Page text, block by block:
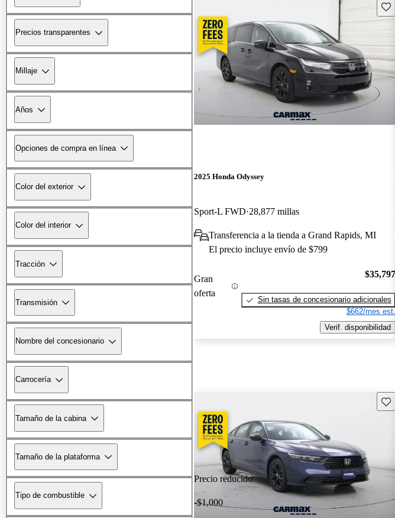
Precios transparentes
Millaje
Años
Opciones de compra en línea
Color del exterior
Color del interior
Tracción
Transmisión
Nombre del concesionario
Carrocería
Tamaño de la cabina
Tamaño de la plataforma
Tipo de combustible
2025 Honda Odyssey
Sport-L FWD 28,877 millas
Transferencia a la tienda a Grand Rapids, MI
El precio incluye envío de $799
Gran
oferta
$35,797
Sin tasas de concesionario adicionales
$662/mes est.
Verif. disponibilidad
Precio reducido
-$1,000